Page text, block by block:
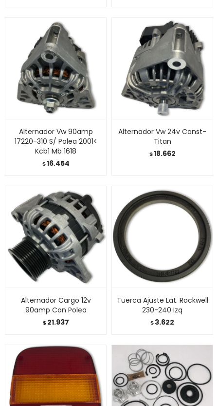
Alternador Vw 90amp
17220-310 S/ Polea 2001<
Kcb1 Mb 1618
$16.454
Alternador Vw 24v Const-
Titan
$18.662
Alternador Cargo 12v
90amp Con Polea
$ 21.937
Tuerca Ajuste Lat. Rockwell
230-240 Izq
$3.622